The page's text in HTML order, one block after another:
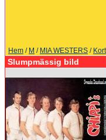
Hem / M / MIA WESTERS /
Slumpmässig bild